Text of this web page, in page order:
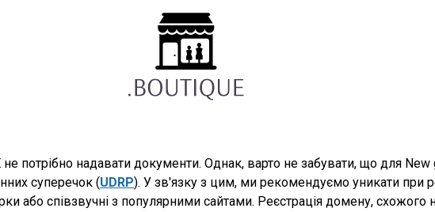
не потрібно надавати документи. Однак, варто не забувати, що для
суперечок (UDRP). У зв'язку з цим, ми рекомендуємо уникати при
або співзвучні з популярними сайтами. Реєстрація домену, схожого